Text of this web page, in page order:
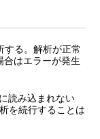
る。解析が正常
はエラーが発生
読み込まれない
を続行することは